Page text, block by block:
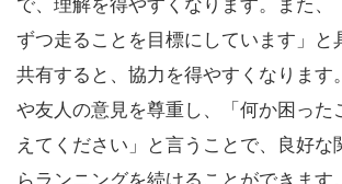
で、理解を得やすくなります。また、
ずつ走ることを目標にしています」と
共有すると、協力を得やすくなります
や友人の意見を尊重し、「何か困った
えてください」と言うことで、良好な
らランニングを続けることができます。